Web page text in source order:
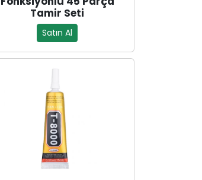
Tamir Seti
Satın Al